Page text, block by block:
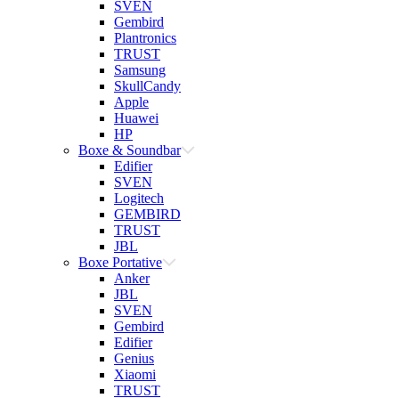
SVEN
Gembird
Plantronics
TRUST
Samsung
SkullCandy
Apple
Huawei
HP
Boxe & Soundbar
Edifier
SVEN
Logitech
GEMBIRD
TRUST
JBL
Boxe Portative
Anker
JBL
SVEN
Gembird
Edifier
Genius
Xiaomi
TRUST